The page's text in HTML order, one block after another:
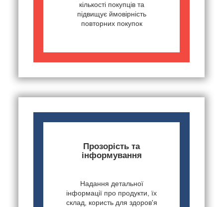
кількості покупців та
підвищує ймовірність
повторних покупок
Прозорість та
інформування
Надання детальної
інформації про продукти, їх
склад, користь для здоров'я